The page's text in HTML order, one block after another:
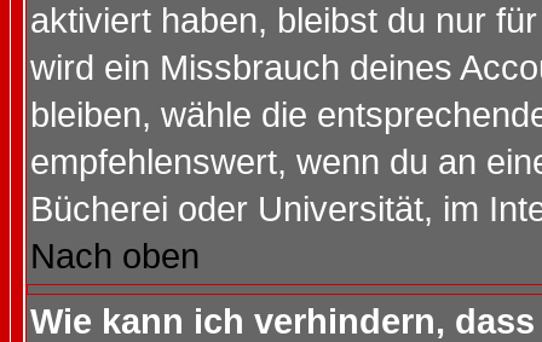
aktiviert haben, bleibst du nur
wird ein Missbrauch deines
bleiben, wähle die
empfehlenswert, wenn du an
Bücherei oder Universität, im
Nach oben
Wie kann ich verhindern,